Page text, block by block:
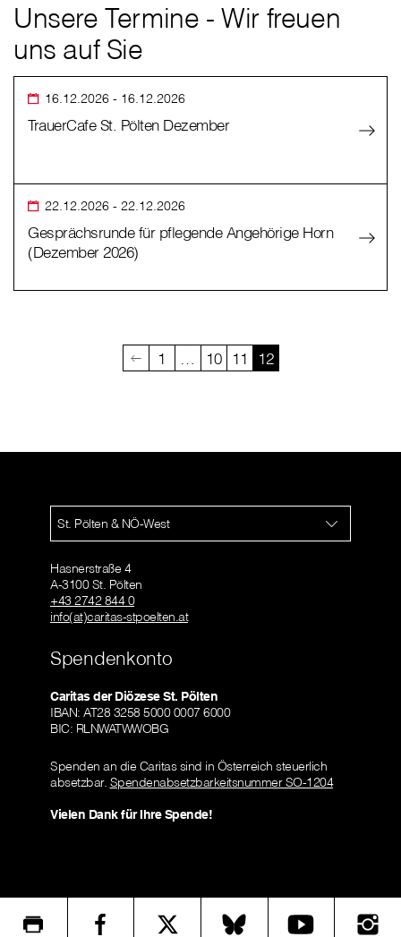
Unsere Termine - Wir freuen
uns auf Sie
16.12.2026 - 16.12.2026
TrauerCafe St. Pölten Dezember
22.12.2026 - 22.12.2026
Gesprächsrunde für pflegende Angehörige Horn
(Dezember 2026)
1 … 10 11 12
St. Pölten & NÖ-West
Hasnerstraße 4
A-3100 St. Pölten
+43 2742 844 0
info(at)caritas-stpoelten.at
Spendenkonto
Caritas der Diözese St. Pölten
IBAN: AT28 3258 5000 0007 6000
BIC: RLNWATWWOBG
Spenden an die Caritas sind in Österreich steuerlich
absetzbar. Spendenabsetzbarkeitsnummer SO-1204
Vielen Dank für Ihre Spende!